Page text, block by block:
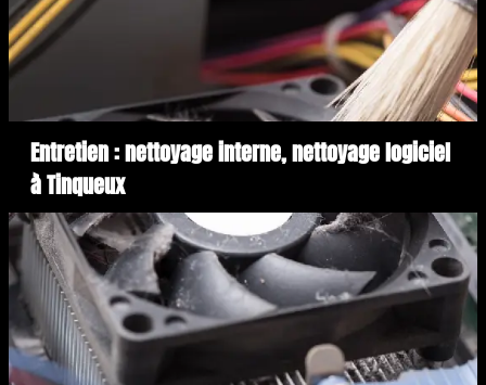
Entretien : nettoyage interne, nettoyage logiciel
à Tinqueux